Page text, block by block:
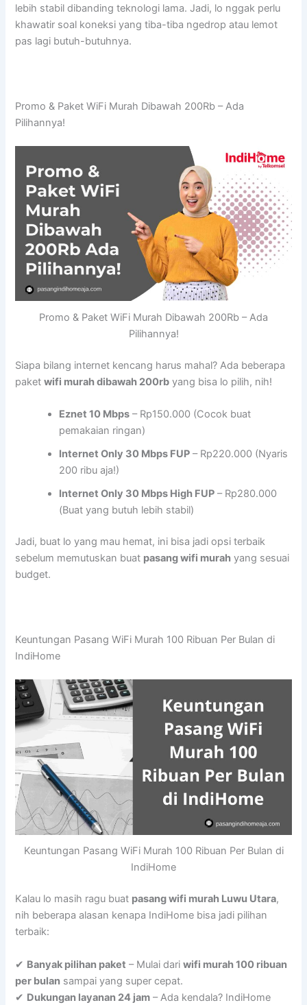
lebih stabil dibanding teknologi lama. Jadi, lo nggak perlu
khawatir soal koneksi yang tiba-tiba ngedrop atau lemot
pas lagi butuh-butuhnya.
Promo & Paket WiFi Murah Dibawah 200Rb – Ada
Pilihannya!
Promo & Paket WiFi Murah Dibawah 200Rb – Ada
Pilihannya!
Siapa bilang internet kencang harus mahal? Ada beberapa
paketwifi murah dibawah 200rb yang bisa lo pilih, nih!
Eznet 10 Mbps – Rp150.000 (Cocok buat
pemakaian ringan)
Internet Only 30 Mbps FUP – Rp220.000 (Nyaris
200 ribu aja!)
Internet Only 30 Mbps High FUP – Rp280.000
(Buat yang butuh lebih stabil)
Jadi, buat lo yang mau hemat, ini bisa jadi opsi terbaik
sebelum memutuskan buat pasang wifi murah yang sesuai
budget.
Keuntungan Pasang WiFi Murah 100 Ribuan Per Bulan di
IndiHome
Keuntungan Pasang WiFi Murah 100 Ribuan Per Bulan di
IndiHome
Kalau lo masih ragu buat pasang wifi murah Luwu Utara,
nih beberapa alasan kenapa IndiHome bisa jadi pilihan
terbaik:
✔ Banyak pilihan paket – Mulai dariwifi murah 100 ribuan
per bulan sampai yang super cepat.
✔ Dukungan layanan 24 jam – Ada kendala? IndiHome